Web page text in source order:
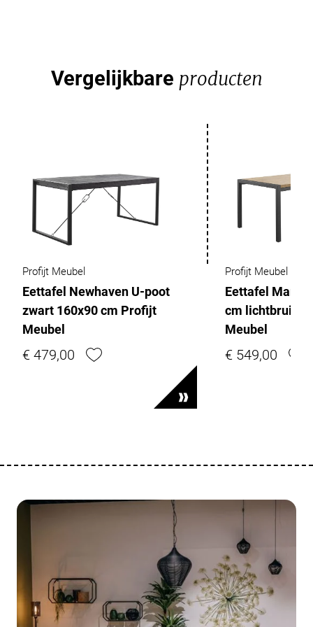
Vergelijkbare producten
Profijt Meubel
Eettafel Newhaven U-poot
zwart 160x90 cm Profijt
Meubel
€ 479,00
Profijt Meubel
Eettafel
cm lichtbruin
Meubel
€ 549,00